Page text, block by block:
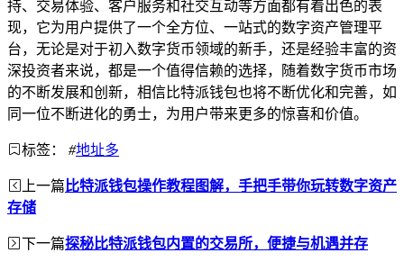
持、交易体验、客户服务和社交互动等方面都有着出色的表
现，它为用户提供了一个全方位、一站式的数字资产管理平
台，无论是对于初入数字货币领域的新手，还是经验丰富的资
深投资者来说，都是一个值得信赖的选择，随着数字货币市场
的不断发展和创新，相信比特派钱包也将不断优化和完善，如
同一位不断进化的勇士，为用户带来更多的惊喜和价值。
标签： #地址多
上一篇 比特派钱包操作教程图解，手把手带你玩转数字资产
存储
下一篇探秘比特派钱包内置的交易所，便捷与机遇并存